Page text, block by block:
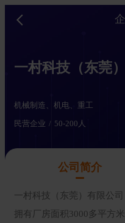
一村科技（东莞
机械制造、机电、重工
民营企业
50-200人
公司简介
一村科技（东莞）有限公
拥有厂房面积3000多平方